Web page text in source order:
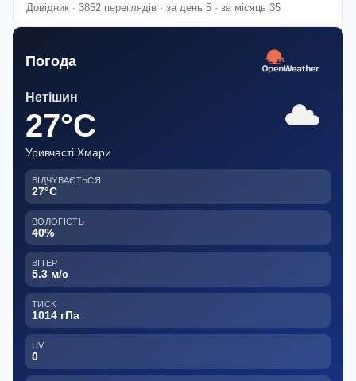
Довідник · 3852 переглядів · за день 5 · за місяць 35
Погода
Нетішин
27°C
Уривчасті Хмари
ВІДЧУВАЄТЬСЯ
27°C
ВОЛОГІСТЬ
40%
ВІТЕР
5.3 м/с
ТИСК
1014 гПа
UV
0